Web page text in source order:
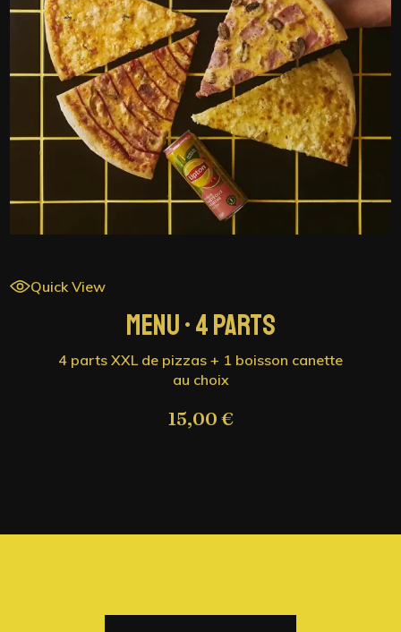
Quick View
MENU • 2 PARTS
2 parts XXL de pizzas + 1 boisson canette
au choix
8,50€